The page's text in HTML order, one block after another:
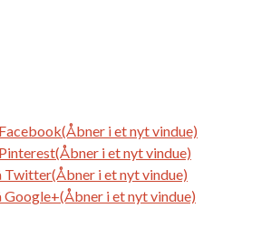
i et nyt vindue)
i et nyt vindue)
Twitter(Åbner i et nyt vindue)
i et nyt vindue)